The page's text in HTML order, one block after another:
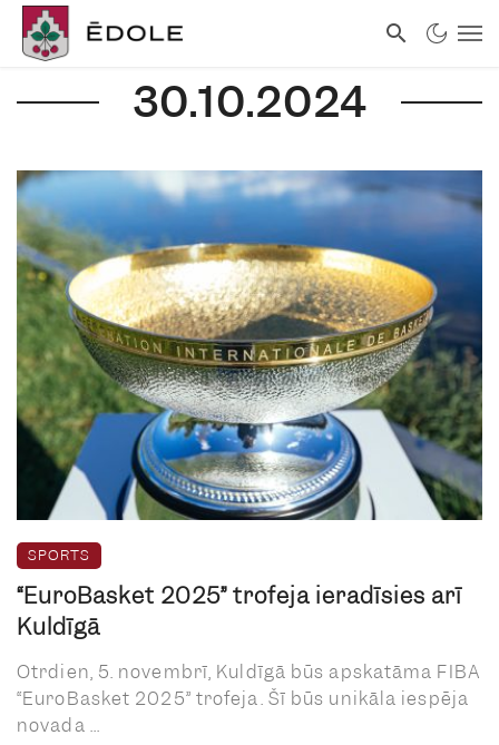
30.10.2024
SPORTS
“EuroBasket 2025” trofeja ieradīsies arī
Kuldīgā
Otrdien, 5. novembrī, Kuldīgā būs apskatāma FIBA
“EuroBasket 2025” trofeja. Šī būs unikāla iespēja
novada ...